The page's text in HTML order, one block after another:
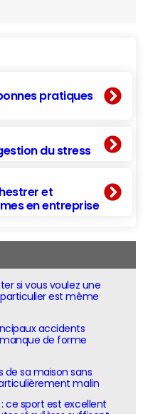
pratiques
du stress
et
en entreprise
si vous voulez une
est même
accidents
de forme
de sa maison sans
malin
: ce sport est excellent